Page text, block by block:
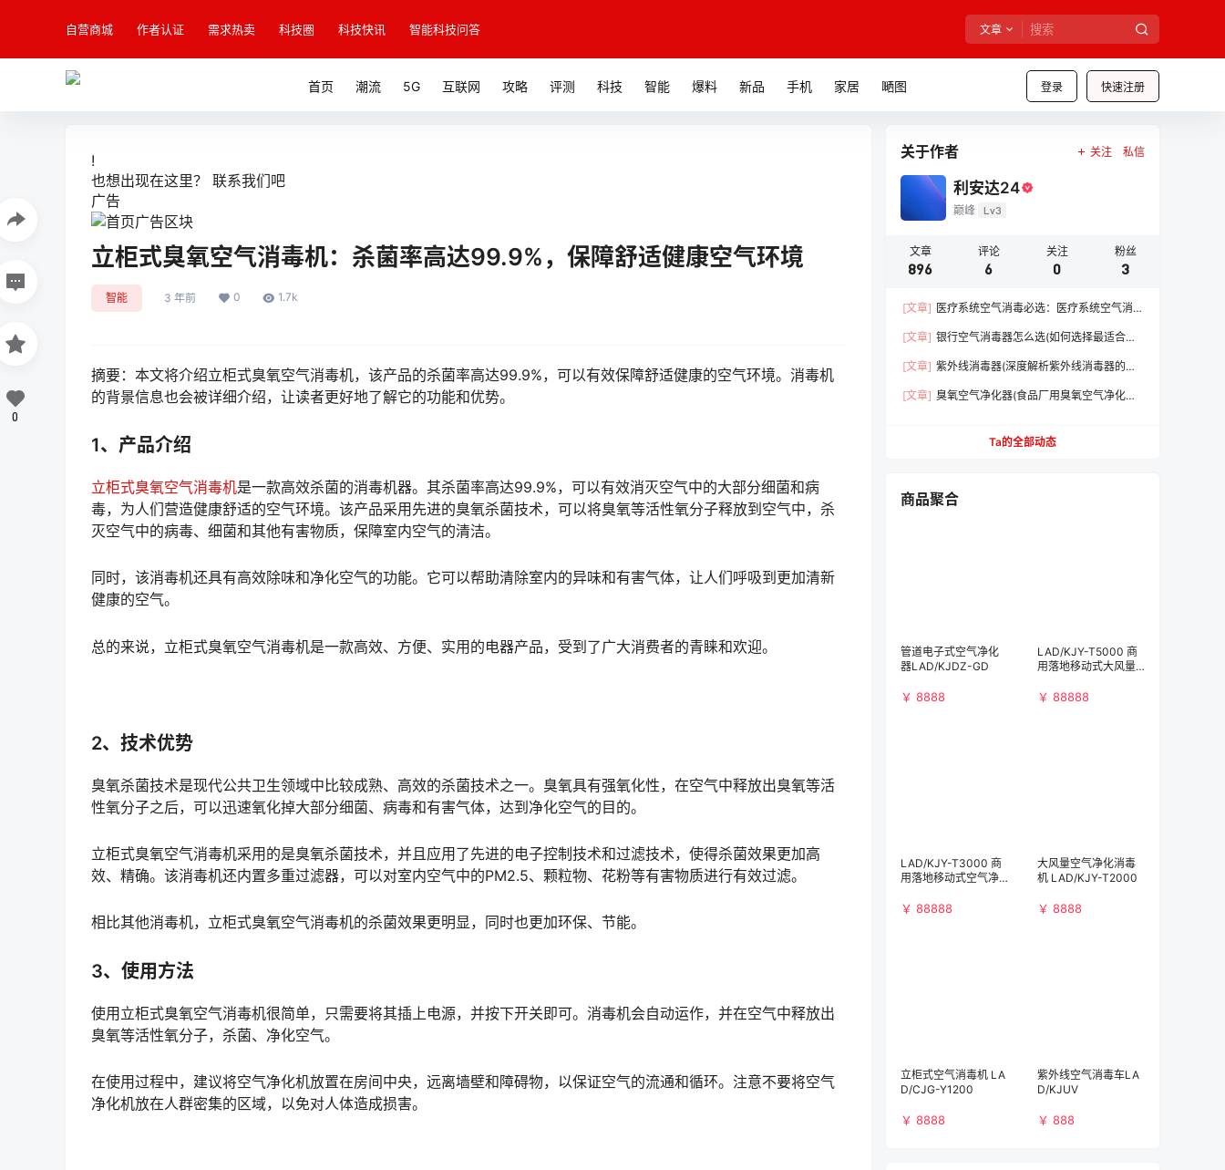
自营商城 作者认证 需求热卖 科技圈 科技快讯 智能科技问答 文章
登录 快速注册
首页 潮流 5G 互联网 攻略 评测 科技 智能 爆料 新品 手机 家居 嗮图
!
也想出现在这里？ 联系我们吧
广告
立柜式臭氧空气消毒机：杀菌率高达99.9%，保障舒适健康空气环境
智能 3 年前 0 1.7k
摘要：本文将介绍立柜式臭氧空气消毒机，该产品的杀菌率高达99.9%，可以有效保障舒适健康的空气环境。消毒机
的背景信息也会被详细介绍，让读者更好地了解它的功能和优势。
1、产品介绍
立柜式臭氧空气消毒机是一款高效杀菌的消毒机器。其杀菌率高达99.9%，可以有效消灭空气中的大部分细菌和病
毒，为人们营造健康舒适的空气环境。该产品采用先进的臭氧杀菌技术，可以将臭氧等活性氧分子释放到空气中，杀
灭空气中的病毒、细菌和其他有害物质，保障室内空气的清洁。
同时，该消毒机还具有高效除味和净化空气的功能。它可以帮助清除室内的异味和有害气体，让人们呼吸到更加清新
健康的空气。
总的来说，立柜式臭氧空气消毒机是一款高效、方便、实用的电器产品，受到了广大消费者的青睐和欢迎。
2、技术优势
臭氧杀菌技术是现代公共卫生领域中比较成熟、高效的杀菌技术之一。臭氧具有强氧化性，在空气中释放出臭氧等活
性氧分子之后，可以迅速氧化掉大部分细菌、病毒和有害气体，达到净化空气的目的。
立柜式臭氧空气消毒机采用的是臭氧杀菌技术，并且应用了先进的电子控制技术和过滤技术，使得杀菌效果更加高
效、精确。该消毒机还内置多重过滤器，可以对室内空气中的PM2.5、颗粒物、花粉等有害物质进行有效过滤。
相比其他消毒机，立柜式臭氧空气消毒机的杀菌效果更明显，同时也更加环保、节能。
3、使用方法
使用立柜式臭氧空气消毒机很简单，只需要将其插上电源，并按下开关即可。消毒机会自动运作，并在空气中释放出
臭氧等活性氧分子，杀菌、净化空气。
在使用过程中，建议将空气净化机放置在房间中央，远离墙壁和障碍物，以保证空气的流通和循环。注意不要将空气
净化机放在人群密集的区域，以免对人体造成损害。
0
关于作者 关注 私信
利安达24
巅峰 Lv3
文章
896
评论
6
关注
0
粉丝
3
[文章] 医疗系统空气消毒必选：医疗系统空气消
[文章] 银行空气消毒器怎么选(如何选择最适合的
[文章] 紫外线消毒器(深度解析紫外线消毒器的优
[文章] 臭氧空气净化器(食品厂用臭氧空气净化器)
Ta的全部动态
商品聚合
管道电子式空气净化
器LAD/KJDZ-GD
￥ 8888
LAD/KJY-T5000 商
用落地移动式大风量
￥ 88888
LAD/KJY-T3000 商
用落地移动式空气净
h)）
￥ 88888
大风量空气净化消毒
机 LAD/KJY-T2000
￥ 8888
立柜式空气消毒机 LA
D/CJG-Y1200
￥ 8888
紫外线空气消毒车LA
D/KJUV
￥ 888